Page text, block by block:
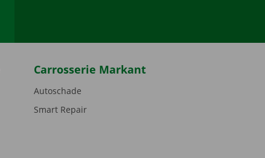
Carrosserie Markant
Autoschade
Smart Repair